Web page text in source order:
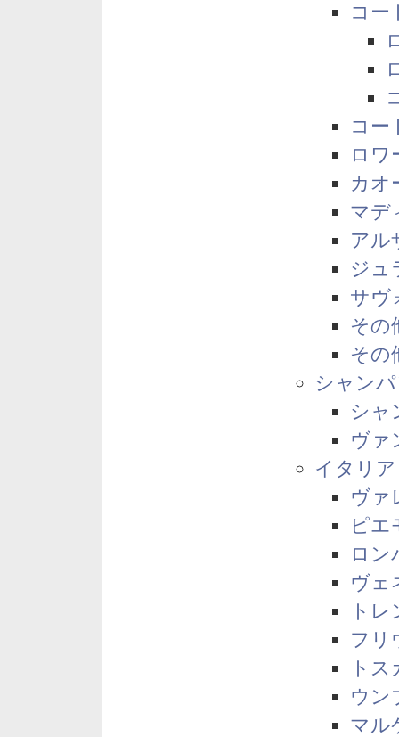
コー
コー
ロワ
カオ
マデ
アル
ジュ
サヴ
その
その
シャン
シャ
ヴァ
イタリア
ヴァ
ピエ
ロン
ヴェ
ト
フリ
ト
ウン
マル